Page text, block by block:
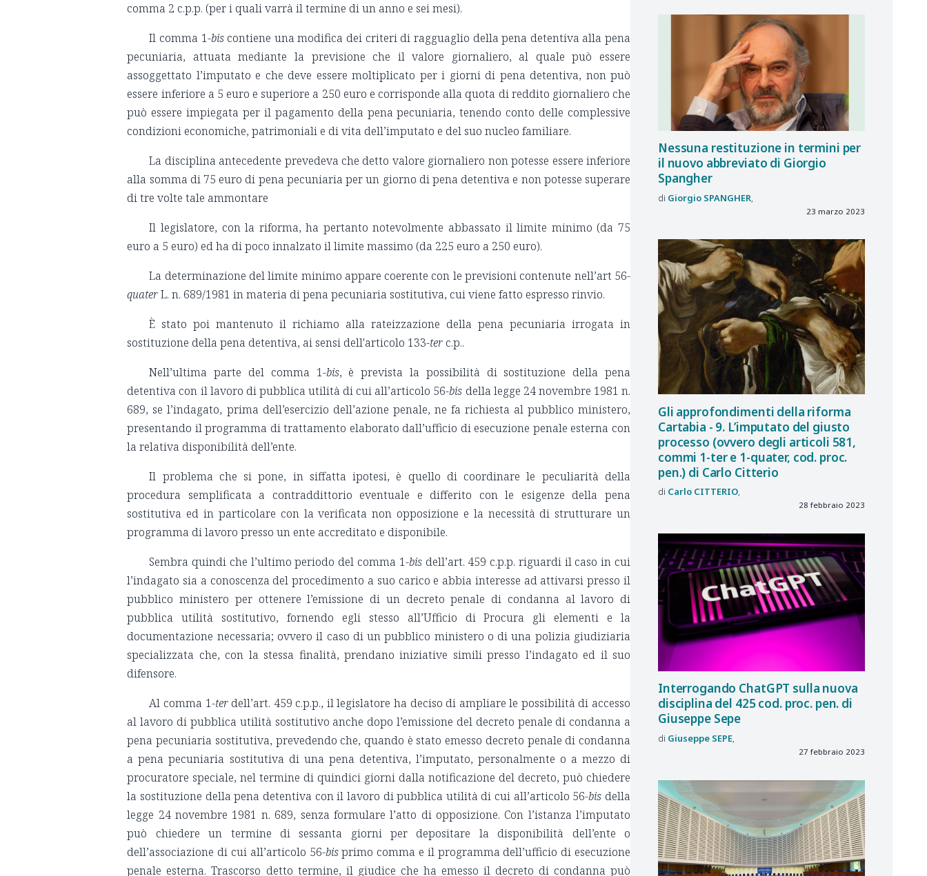
comma 2 c.p.p. (per i quali varrà il termine di un anno e sei mesi).
Il comma 1-biscontiene una modifica dei criteri di ragguaglio della pena detentiva alla pena
pecuniaria, attuata mediante la previsione che il valore giornaliero, al quale può essere
assoggettato l’imputato e che deve essere moltiplicato per i giorni di pena detentiva, non può
essere inferiore a 5 euro e superiore a 250 euro e corrisponde alla quota di reddito giornaliero che
può essere impiegata per il pagamento della pena pecuniaria, tenendo conto delle complessive
condizioni economiche, patrimoniali e di vita dell’imputato e del suo nucleo familiare.
La disciplina antecedente prevedeva che detto valore giornaliero non potesse essere inferiore
alla somma di 75 euro di pena pecuniaria per un giorno di pena detentiva e non potesse superare
di tre volte tale ammontare
Il legislatore, con la riforma, ha pertanto notevolmente abbassato il limite minimo (da 75
euro a 5 euro) ed ha di poco innalzato il limite massimo (da 225 euro a 250 euro).
La determinazione del limite minimo appare coerente con le previsioni contenute nell’art 56-
quaterL. n. 689/1981 in materia di pena pecuniaria sostitutiva, cui viene fatto espresso rinvio.
È stato poi mantenuto il richiamo alla rateizzazione della pena pecuniaria irrogata in
sostituzione della pena detentiva, ai sensi dell'articolo 133-ter c.p..
Nell’ultima parte del comma 1-bis, è prevista la possibilità di sostituzione della pena
detentiva con il lavoro di pubblica utilità di cui all’articolo 56-bis della legge 24 novembre 1981 n.
689, se l’indagato, prima dell’esercizio dell’azione penale, ne fa richiesta al pubblico ministero,
presentando il programma di trattamento elaborato dall’ufficio di esecuzione penale esterna con
la relativa disponibilità dell’ente.
Il problema che si pone, in siffatta ipotesi, è quello di coordinare le peculiarità della
procedura semplificata a contraddittorio eventuale e differito con le esigenze della pena
sostitutiva ed in particolare con la verificata non opposizione e la necessità di strutturare un
programma di lavoro presso un ente accreditato e disponibile.
Sembra quindi che l’ultimo periodo del comma 1-bisdell’art. 459 c.p.p. riguardi il caso in cui
l’indagato sia a conoscenza del procedimento a suo carico e abbia interesse ad attivarsi presso il
pubblico ministero per ottenere l’emissione di un decreto penale di condanna al lavoro di
pubblica utilità sostitutivo, fornendo egli stesso all’Ufficio di Procura gli elementi e la
documentazione necessaria; ovvero il caso di un pubblico ministero o di una polizia giudiziaria
specializzata che, con la stessa finalità, prendano iniziative simili presso l’indagato ed il suo
difensore.
Al comma 1-terdell’art. 459 c.p.p., il legislatore ha deciso di ampliare le possibilità di accesso
al lavoro di pubblica utilità sostitutivo anche dopo l’emissione del decreto penale di condanna a
pena pecuniaria sostitutiva, prevedendo che, quando è stato emesso decreto penale di condanna
a pena pecuniaria sostitutiva di una pena detentiva, l’imputato, personalmente o a mezzo di
procuratore speciale, nel termine di quindici giorni dalla notificazione del decreto, può chiedere
la sostituzione della pena detentiva con il lavoro di pubblica utilità di cui all’articolo 56-bis della
legge 24 novembre 1981 n. 689, senza formulare l’atto di opposizione. Con l’istanza l’imputato
può chiedere un termine di sessanta giorni per depositare la disponibilità dell’ente o
dell’associazione di cui all’articolo 56-bisprimo comma e il programma dell’ufficio di esecuzione
penale esterna. Trascorso detto termine, il giudice che ha emesso il decreto di condanna può
Nessuna restituzione in termini per
il nuovo abbreviato di Giorgio
Spangher
Giorgio SPANGHER
23 marzo 2023
Gli approfondimenti della riforma
Cartabia - 9. L’imputato del giusto
processo (ovvero degli articoli 581,
commi 1-ter e 1-quater, cod. proc.
pen.) di Carlo Citterio
Carlo CITTERIO
28 febbraio 2023
Interrogando ChatGPT sulla nuova
disciplina del 425 cod. proc. pen. di
Giuseppe Sepe
Giuseppe SEPE
27 febbraio 2023